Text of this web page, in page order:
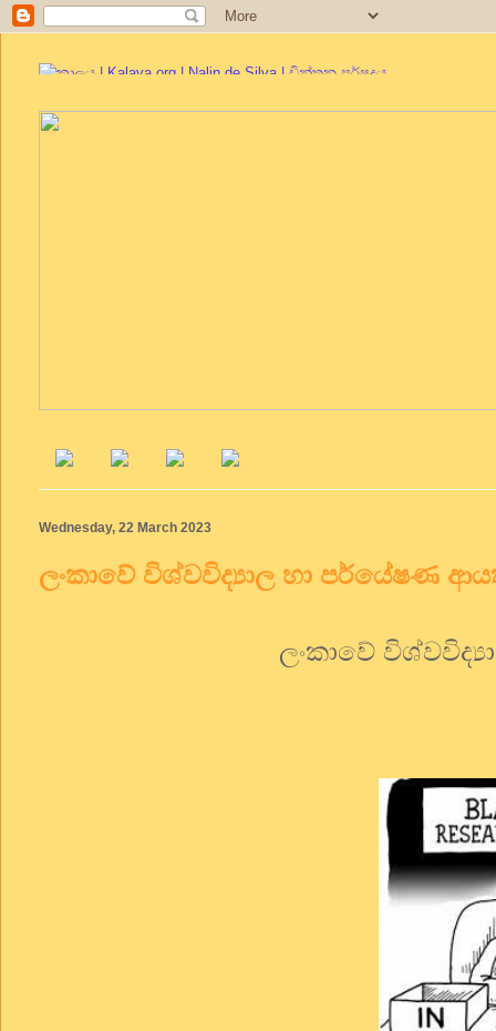
Wednesday, 22 March 2023
ලංකාවේ විශ්වවිද්‍යාල හා පර්යේෂණ
ලංකාවේ